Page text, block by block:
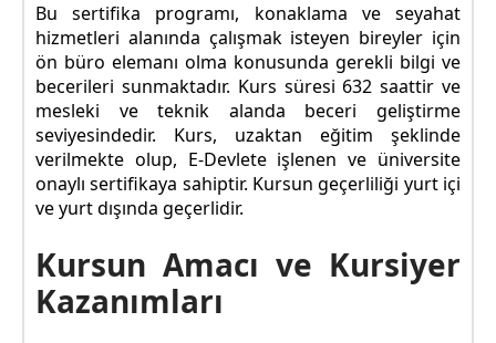
Bu sertifika programı, konaklama ve seyahat
hizmetleri alanında çalışmak isteyen bireyler için
ön büro elemanı olma konusunda gerekli bilgi ve
becerileri sunmaktadır. Kurs süresi 632 saattir ve
mesleki ve teknik alanda beceri geliştirme
seviyesindedir. Kurs, uzaktan eğitim şeklinde
verilmekte olup, E-Devlete işlenen ve üniversite
onaylı sertifikaya sahiptir. Kursun geçerliliği yurt içi
ve yurt dışında geçerlidir.
Kursun Amacı ve Kursiyer
Kazanımları